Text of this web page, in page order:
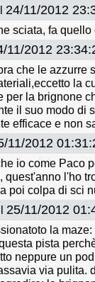
vince
strappa la
martedì
24/11/2012
sciata, fa
11/2012
che le azzurre
la
per la brignone
il suo modo di
efficace e non
11/2012
io come Paco
quest'anno l'ho
poi colpa di sci
25/11/2012
la
pista
neppure un
via pulita.